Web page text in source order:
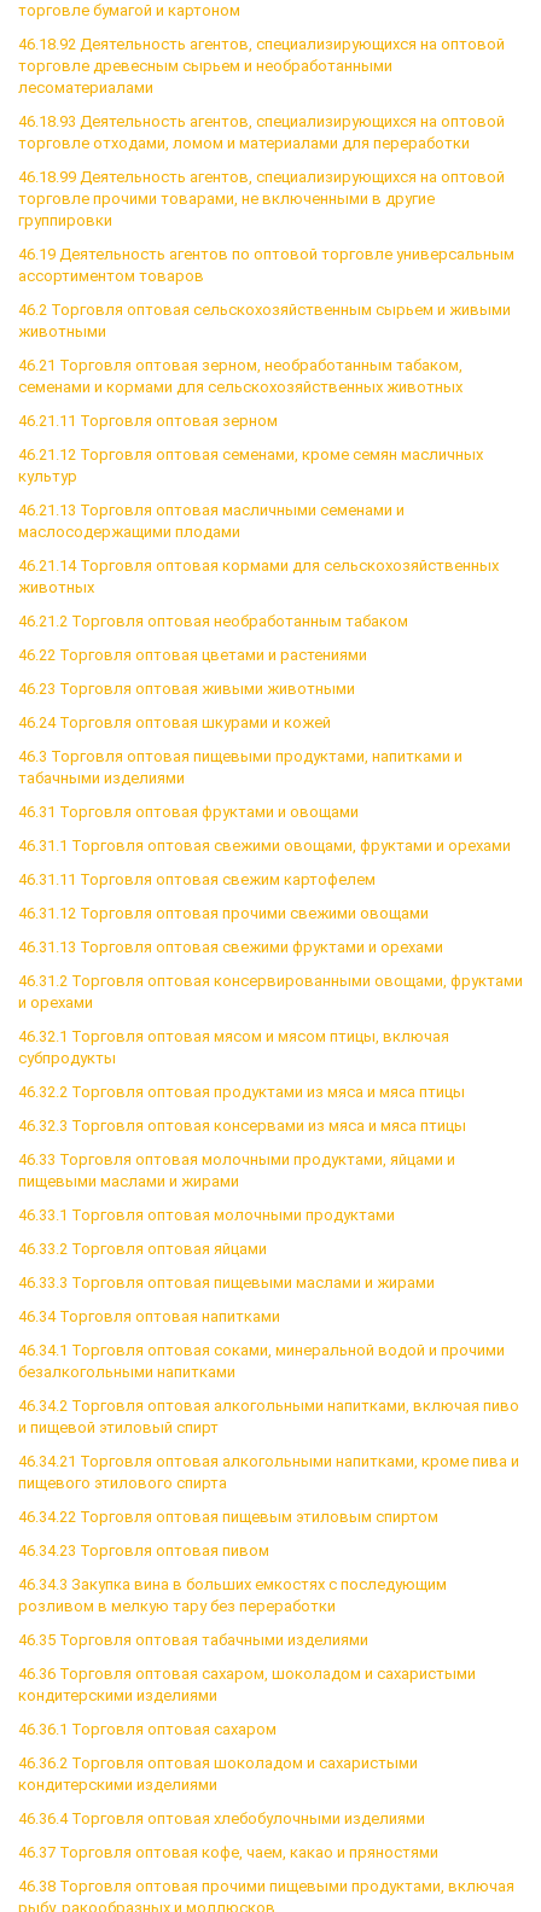
торговле бумагой и картоном
46.18.92 Деятельность агентов, специализирующихся на оптовой
торговле древесным сырьем и необработанными
лесоматериалами
46.18.93 Деятельность агентов, специализирующихся на оптовой
торговле отходами, ломом и материалами для переработки
46.18.99 Деятельность агентов, специализирующихся на оптовой
торговле прочими товарами, не включенными в другие
группировки
46.19 Деятельность агентов по оптовой торговле универсальным
ассортиментом товаров
46.2 Торговля оптовая сельскохозяйственным сырьем и живыми
животными
46.21 Торговля оптовая зерном, необработанным табаком,
семенами и кормами для сельскохозяйственных животных
46.21.11 Торговля оптовая зерном
46.21.12 Торговля оптовая семенами, кроме семян масличных
культур
46.21.13 Торговля оптовая масличными семенами и
маслосодержащими плодами
46.21.14 Торговля оптовая кормами для сельскохозяйственных
животных
46.21.2 Торговля оптовая необработанным табаком
46.22 Торговля оптовая цветами и растениями
46.23 Торговля оптовая живыми животными
46.24 Торговля оптовая шкурами и кожей
46.3 Торговля оптовая пищевыми продуктами, напитками и
табачными изделиями
46.31 Торговля оптовая фруктами и овощами
46.31.1 Торговля оптовая свежими овощами, фруктами и орехами
46.31.11 Торговля оптовая свежим картофелем
46.31.12 Торговля оптовая прочими свежими овощами
46.31.13 Торговля оптовая свежими фруктами и орехами
46.31.2 Торговля оптовая консервированными овощами, фруктами
и орехами
46.32.1 Торговля оптовая мясом и мясом птицы, включая
субпродукты
46.32.2 Торговля оптовая продуктами из мяса и мяса птицы
46.32.3 Торговля оптовая консервами из мяса и мяса птицы
46.33 Торговля оптовая молочными продуктами, яйцами и
пищевыми маслами и жирами
46.33.1 Торговля оптовая молочными продуктами
46.33.2 Торговля оптовая яйцами
46.33.3 Торговля оптовая пищевыми маслами и жирами
46.34 Торговля оптовая напитками
46.34.1 Торговля оптовая соками, минеральной водой и прочими
безалкогольными напитками
46.34.2 Торговля оптовая алкогольными напитками, включая пиво
и пищевой этиловый спирт
46.34.21 Торговля оптовая алкогольными напитками, кроме пива и
пищевого этилового спирта
46.34.22 Торговля оптовая пищевым этиловым спиртом
46.34.23 Торговля оптовая пивом
46.34.3 Закупка вина в больших емкостях с последующим
розливом в мелкую тару без переработки
46.35 Торговля оптовая табачными изделиями
46.36 Торговля оптовая сахаром, шоколадом и сахаристыми
кондитерскими изделиями
46.36.1 Торговля оптовая сахаром
46.36.2 Торговля оптовая шоколадом и сахаристыми
кондитерскими изделиями
46.36.4 Торговля оптовая хлебобулочными изделиями
46.37 Торговля оптовая кофе, чаем, какао и пряностями
46.38 Торговля оптовая прочими пищевыми продуктами, включая
рыбу, ракообразных и моллюсков